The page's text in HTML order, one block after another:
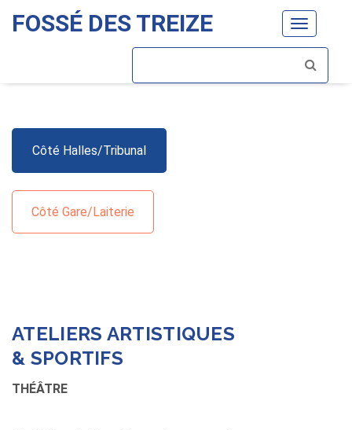
Toggle
FOSSÉ DES TREIZE
Côté Halles/Tribunal
Côté Gare/Laiterie
ATELIERS ARTISTIQUES
& SPORTIFS
THÉÂTRE